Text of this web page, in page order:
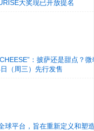
大奖现已开放提名
：披萨还是甜点？
（周三）先行发售
球平台，旨在重新定义和塑